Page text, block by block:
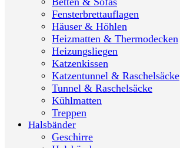
Fensterbrettauflagen
Häuser & Höhlen
Heizmatten & Thermodecken
Heizungsliegen
Katzenkissen
Katzentunnel & Raschelsäcke
Tunnel & Raschelsäcke
Kühlmatten
Treppen
Halsbänder
Geschirre